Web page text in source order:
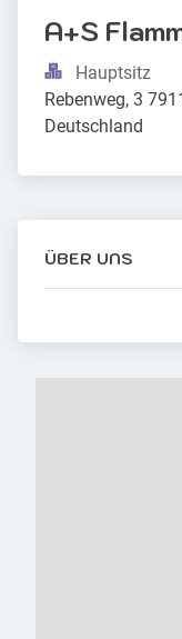
A+S
Hauptsitz
Rebenweg, 3
Deutschland
ÜBER UNS